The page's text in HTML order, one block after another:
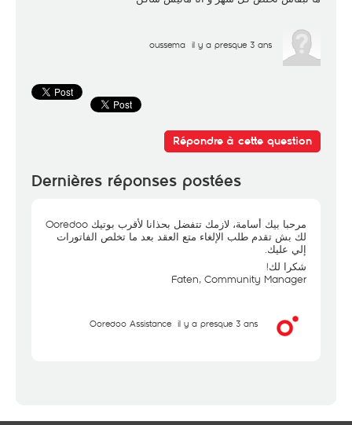
oussema il y a presque 3 ans
Répondre à cette question
Dernières réponses postées
مرحبا بيك أسامة، لازمك تتفضل بحذانا لأقرب بوتيك Ooredoo
لك بش تقدم طلب الإلغاء متع العقد بعد ما تخلص الفاتورات
إلي عليك.
شكرا لك!
Faten, Community Manager
Ooredoo Assistance il y a presque 3 ans